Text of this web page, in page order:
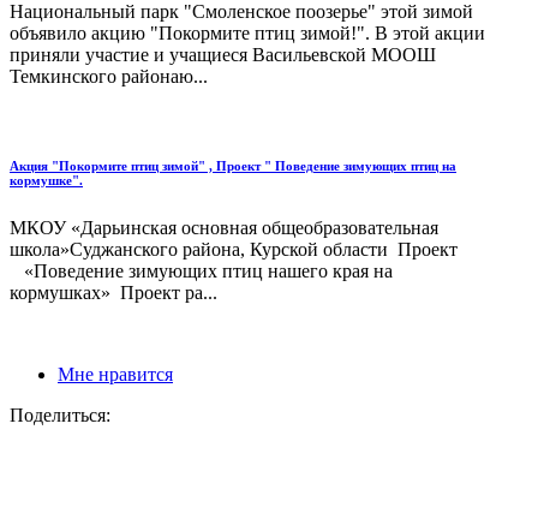
Национальный парк "Смоленское поозерье" этой зимой
объявило акцию "Покормите птиц зимой!". В этой акции
приняли участие и учащиеся Васильевской МООШ
Темкинского районаю...
Акция "Покормите птиц зимой" , Проект " Поведение зимующих птиц на
кормушке".
МКОУ «Дарьинская основная общеобразовательная
школа»Суджанского района, Курской области Проект
«Поведение зимующих птиц нашего края на
кормушках» Проект ра...
Мне нравится
Поделиться: